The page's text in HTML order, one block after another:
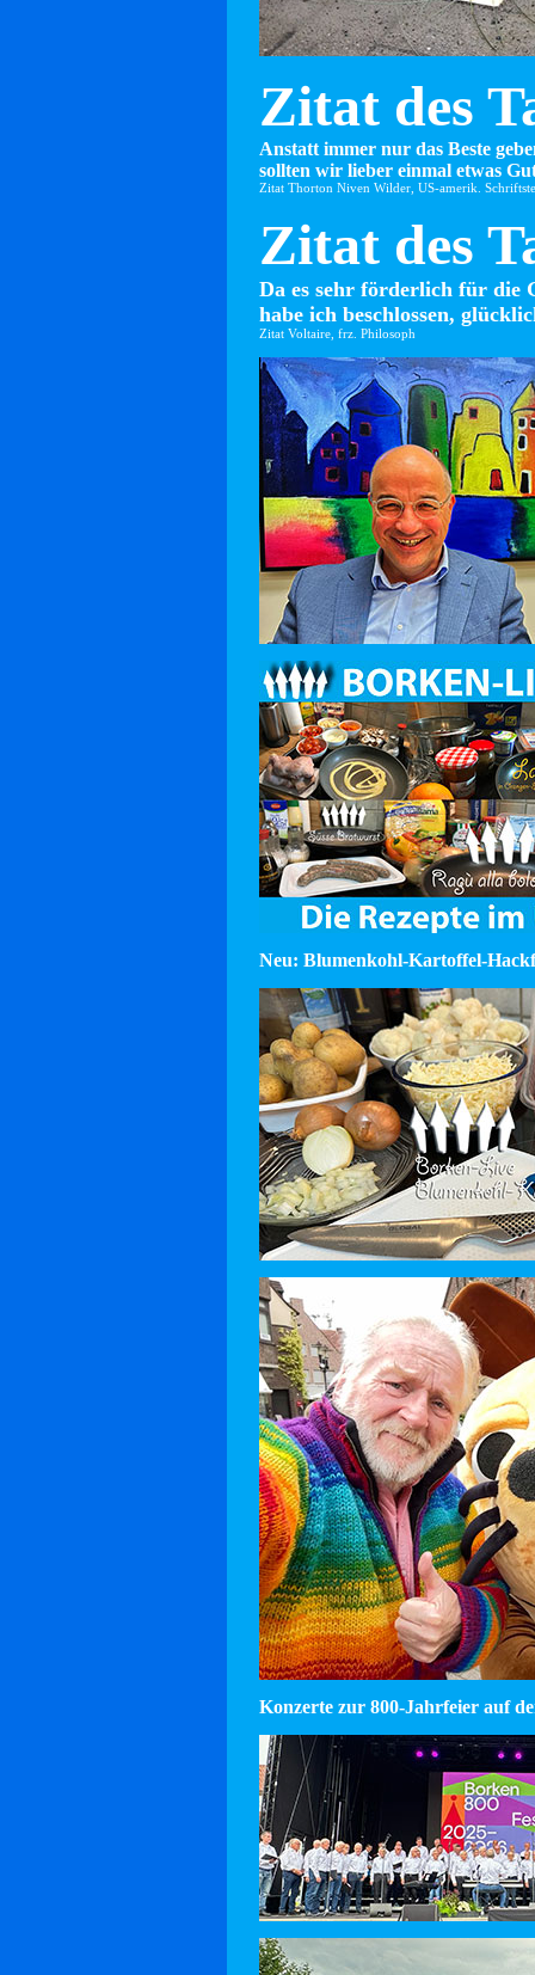
Zitat des
Anstatt immer nur das Beste
sollten wir lieber einmal etwas
Zitat Thorton Niven Wilder, US-amerik.
Zitat des
Da es sehr förderlich für die
habe ich beschlossen,
Zitat Voltaire, frz. Philosoph
Neu: Blumenkohl-Kartoffel-
Konzerte zur 800-Jahrfeier auf